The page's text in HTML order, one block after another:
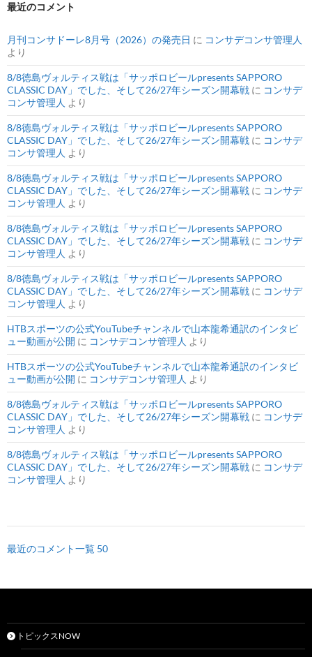
最近のコメント
月刊コンサドーレ8月号（2026）の発売日 に コンサデコンサ管理人
より
8/8徳島ヴォルティス戦は「サッポロビールpresents SAPPORO
CLASSIC DAY」でした、そして26/27年シーズン開幕戦 に コンサデ
コンサ管理人 より
8/8徳島ヴォルティス戦は「サッポロビールpresents SAPPORO
CLASSIC DAY」でした、そして26/27年シーズン開幕戦 に コンサデ
コンサ管理人 より
8/8徳島ヴォルティス戦は「サッポロビールpresents SAPPORO
CLASSIC DAY」でした、そして26/27年シーズン開幕戦 に コンサデ
コンサ管理人 より
8/8徳島ヴォルティス戦は「サッポロビールpresents SAPPORO
CLASSIC DAY」でした、そして26/27年シーズン開幕戦 に コンサデ
コンサ管理人 より
8/8徳島ヴォルティス戦は「サッポロビールpresents SAPPORO
CLASSIC DAY」でした、そして26/27年シーズン開幕戦 に コンサデ
コンサ管理人 より
HTBスポーツの公式YouTubeチャンネルで山本龍希通訳のインタビ
ュー動画が公開 に コンサデコンサ管理人 より
HTBスポーツの公式YouTubeチャンネルで山本龍希通訳のインタビ
ュー動画が公開 に コンサデコンサ管理人 より
8/8徳島ヴォルティス戦は「サッポロビールpresents SAPPORO
CLASSIC DAY」でした、そして26/27年シーズン開幕戦 に コンサデ
コンサ管理人 より
8/8徳島ヴォルティス戦は「サッポロビールpresents SAPPORO
CLASSIC DAY」でした、そして26/27年シーズン開幕戦 に コンサデ
コンサ管理人 より
最近のコメント一覧 50
トピックスNOW